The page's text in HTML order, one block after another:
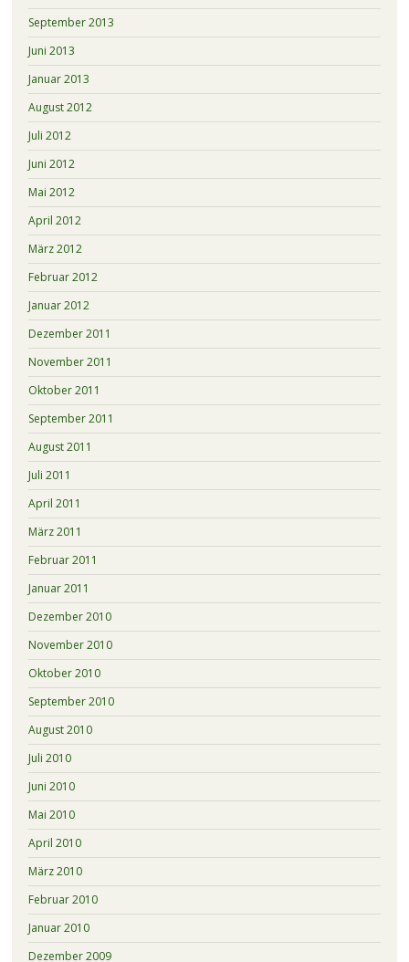
September 2013
Juni 2013
Januar 2013
August 2012
Juli 2012
Juni 2012
Mai 2012
April 2012
März 2012
Februar 2012
Januar 2012
Dezember 2011
November 2011
Oktober 2011
September 2011
August 2011
Juli 2011
April 2011
März 2011
Februar 2011
Januar 2011
Dezember 2010
November 2010
Oktober 2010
September 2010
August 2010
Juli 2010
Juni 2010
Mai 2010
April 2010
März 2010
Februar 2010
Januar 2010
Dezember 2009